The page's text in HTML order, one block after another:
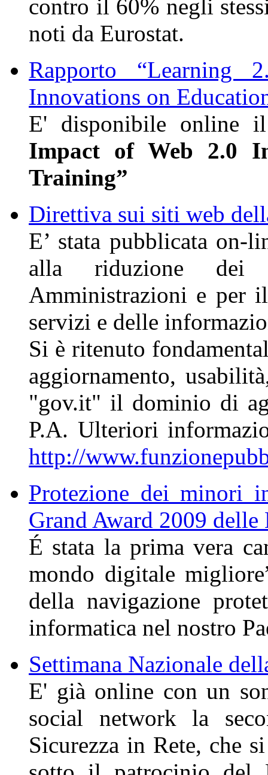
contro il 60% negli
noti da Eurostat.
Rapporto
Innovations on
E' disponibile online
Impact of Web 2.0
Training”
Direttiva sui siti web
E’ stata pubblicata on-
alla riduzione dei
Amministrazioni e per
servizi e delle
Si è ritenuto
aggiornamento,
"gov.it" il dominio di
P.A. Ulteriori
http://
Protezione dei minori
Grand Award 2009
É stata la prima vera
mondo digitale
della navigazione
informatica nel nostro
Settimana Nazionale
E' già online con un
social network la
Sicurezza in Rete, che